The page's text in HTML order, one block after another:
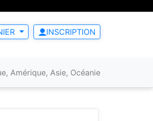
INSCRIPTION
Amérique, Asie, Océanie